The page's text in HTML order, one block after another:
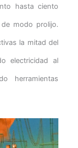
hasta ciento
modo prolijo.
la mitad del
electricidad al
herramientas